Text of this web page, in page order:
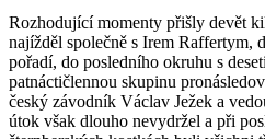
Rozhodující momenty přišly devět
najížděl společně s Irem Raffertym,
pořadí, do posledního okruhu s
patnáctičlennou skupinu
český závodník Václav Ježek a
útok však dlouho nevydržel a při